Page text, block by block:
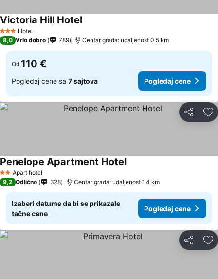
3 Zvezdice
Hotel
Victoria Hill HotelPogledaj cene
8,0 Vrlo dobro 789 Centar grada: udaljenost 0.5 km
Od 110 €
Pogledaj cene sa 7 sajtova Pogledaj cene
Deli
2 Zvezdice
Apart hotel
Penelope Apartment HotelPogledaj cene
9,2 Odlično 328 Centar grada: udaljenost 1.4 km
Izaberi datume da bi se prikazale
tačne cene
Pogledaj cene
Deli